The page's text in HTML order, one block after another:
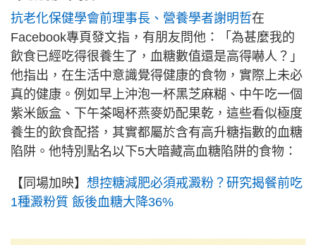
抗老化保健學會前理事長、營養學者謝明哲在
Facebook專頁發文指，有朋友問他：「為甚麼我的
飲食已經吃得很養生了，血糖數值還是高得嚇人？」
他指出，在生活中意識覺得健康的食物，實際上未必
真的健康。例如早上沖泡一杯黑芝麻糊、中午吃一個
紫米飯盒、下午茶喝杯燕麥奶配果乾，這些看似極度
養生的飲食配搭，其實都屬於含有高升糖指數的血糖
陷阱。他特別點名以下5大暗藏高血糖陷阱的食物：
【同場加映】 想控糖減肥必須戒澱粉？研究揭餐前吃
1種澱粉質 飯後血糖大降36%